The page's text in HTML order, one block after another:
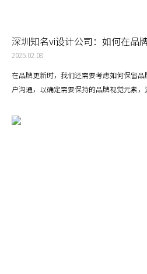
深圳知名vi设计公司：如何在品
2025.02.08
在品牌更新时，我们还需要考虑如何保留
户沟通，以确定需要保持的品牌视觉元素
或图形元素，使消费者能够识别品牌的延续